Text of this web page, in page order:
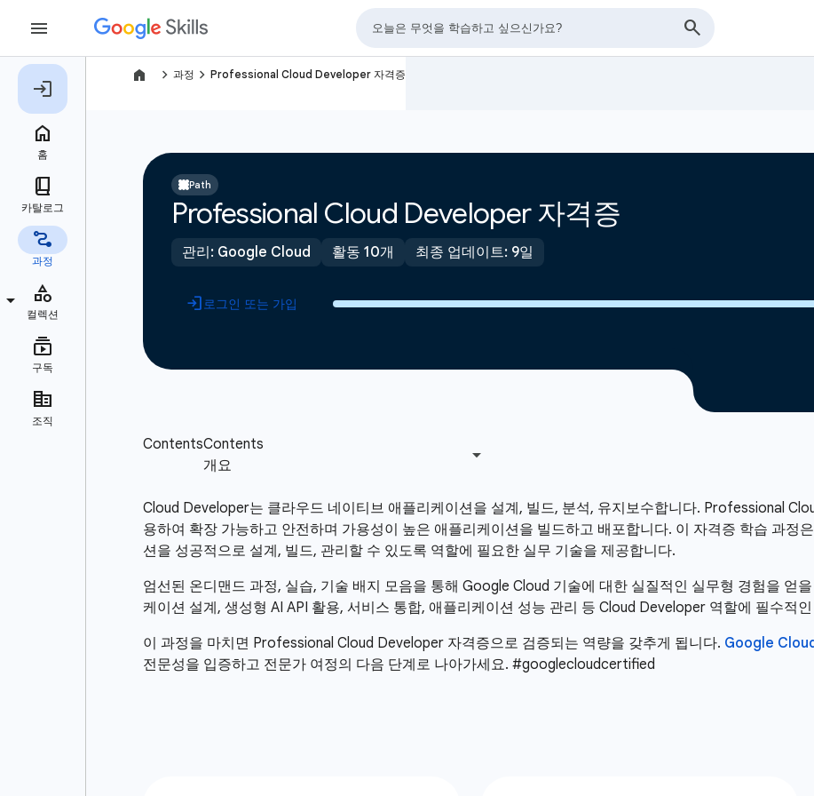
navigate_next 과정 navigate_next Professional Cloud Developer 자격증
Path
Professional Cloud Developer 자격증
관리: Google Cloud 활동 10개 최종 업데이트: 9일
로그인 또는 가입
Cloud Developer는 클라우드 네이티브 애플리케이션을 설계, 빌드, 분석, 유지보수합니다. Professional
용하여 확장 가능하고 안전하며 가용성이 높은 애플리케이션을 빌드하고 배포합니다. 이 자격증 학습 과정
션을 성공적으로 설계, 빌드, 관리할 수 있도록 역할에 필요한 실무 기술을 제공합니다.
엄선된 온디맨드 과정, 실습, 기술 배지 모음을 통해 Google Cloud 기술에 대한 실질적인 실무형 경험을 얻
케이션 설계, 생성형 AI API 활용, 서비스 통합, 애플리케이션 성능 관리 등 Cloud Developer 역할에 필수적
이 과정을 마치면 Professional Cloud Developer 자격증으로 검증되는 역량을 갖추게 됩니다. Google
전문성을 입증하고 전문가 여정의 다음 단계로 나아가세요. #googlecloudcertified